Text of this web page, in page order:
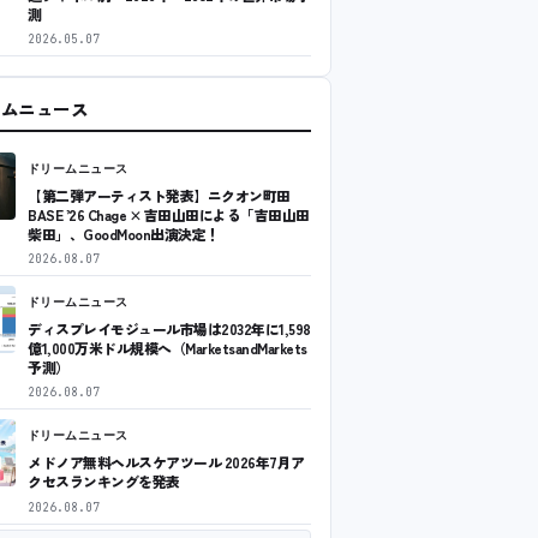
測
2026.05.07
ニュース
ドリームニュース
【第二弾アーティスト発表】ニクオン町田
BASE ’26 Chage × 吉田山田による「吉田山田
柴田」、GoodMoon出演決定！
2026.08.07
ドリームニュース
ディスプレイモジュール市場は2032年に1,598
億1,000万米ドル規模へ（MarketsandMarkets
予測）
2026.08.07
ドリームニュース
メドノア無料ヘルスケアツール 2026年7月ア
クセスランキングを発表
2026.08.07